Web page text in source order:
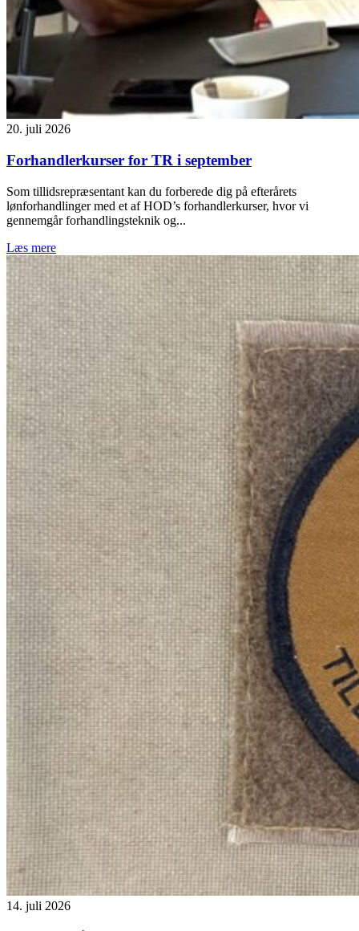
20. juli 2026
Forhandlerkurser for TR i september
Som tillidsrepræsentant kan du forberede dig på efterårets
lønforhandlinger med et af HOD’s forhandlerkurser, hvor vi
gennemgår forhandlingsteknik og...
Læs mere
14. juli 2026